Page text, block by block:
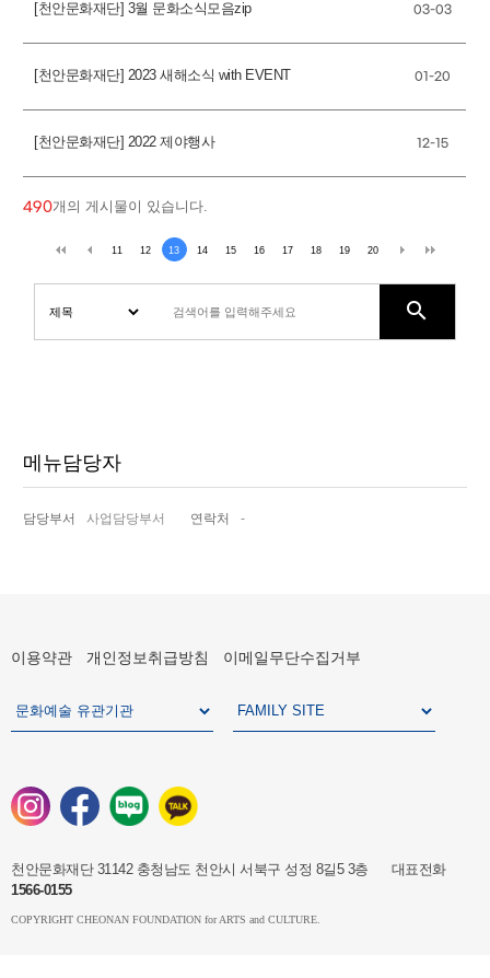
[천안문화재단] 3월 문화소식모음zip 03-03
[천안문화재단] 2023 새해소식 with EVENT 01-20
[천안문화재단] 2022 제야행사 12-15
490개의 게시물이 있습니다.
11 12 13 14 15 16 17 18 19 20
search
메뉴담당자
담당부서 사업담당부서 연락처 -
이용약관 개인정보취급방침 이메일무단수집거부
천안문화재단 31142 충청남도 천안시 서북구 성정 8길5 3층 대표전화
1566-0155
COPYRIGHT CHEONAN FOUNDATION for ARTS and CULTURE.